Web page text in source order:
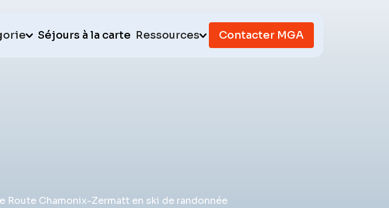
Séjours à la carte Ressources Contacter MGA
Route Chamonix-Zermatt en ski de randonnée